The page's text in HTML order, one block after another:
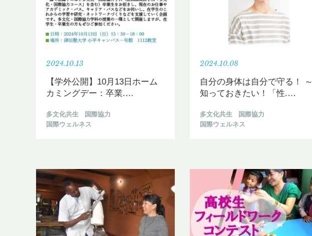
2024.10.13
【学外公開】10月13日ホーム
カミングデー：卒業.…
多文化共生
国際協力
国際ウェルネス
2024.10.08
自分の身体は自分で守る！ ～
知っておきたい！「性.…
多文化共生
国際協力
国際ウェルネス